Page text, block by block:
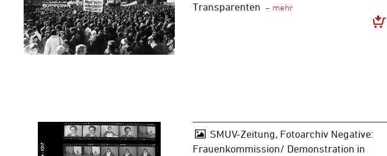
Transparenten
SMUV-Zeitung, Fotoarchiv Negative:
Frauenkommission/ Demonstration in